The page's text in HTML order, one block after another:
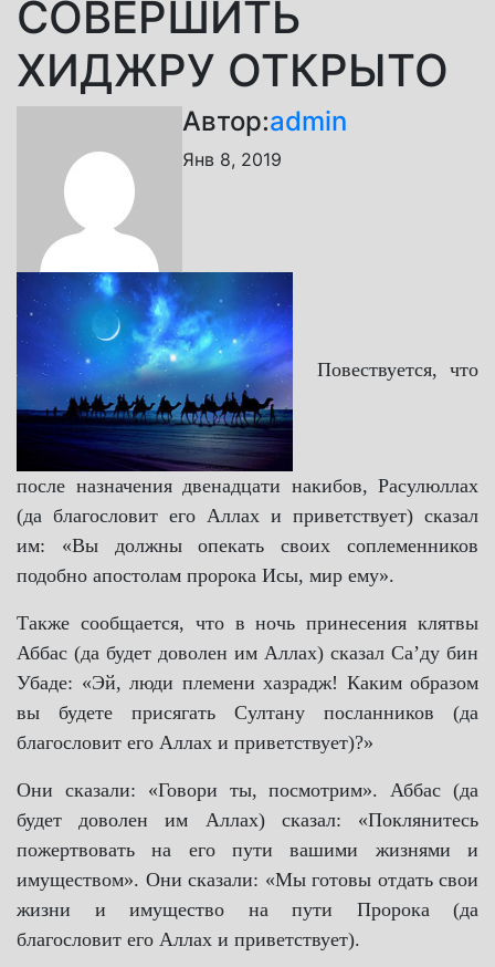
СОВЕРШИТЬ
ХИДЖРУ ОТКРЫТО
Автор:admin
Янв 8, 2019
Повествуется, что
после назначения двенадцати накибов, Расулюллах
(да благословит его Аллах и приветствует) сказал
им: «Вы должны опекать своих соплеменников
подобно апостолам пророка Исы, мир ему».
Также сообщается, что в ночь принесения клятвы
Аббас (да будет доволен им Аллах) сказал Саʼду бин
Убаде: «Эй, люди племени хазрадж! Каким образом
вы будете присягать Султану посланников (да
благословит его Аллах и приветствует)?»
Они сказали: «Говори ты, посмотрим». Аббас (да
будет доволен им Аллах) сказал: «Поклянитесь
пожертвовать на его пути вашими жизнями и
имуществом». Они сказали: «Мы готовы отдать свои
жизни и имущество на пути Пророка (да
благословит его Аллах и приветствует).